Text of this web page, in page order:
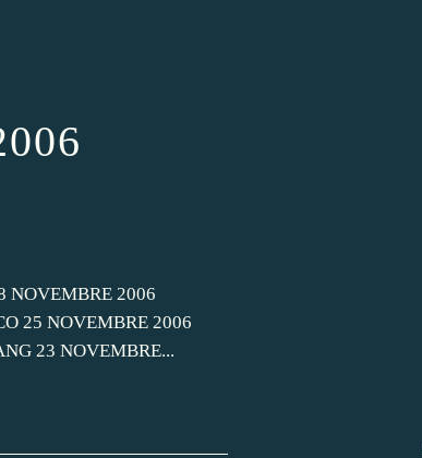
NOVEMBRE 2006
25 NOVEMBRE 2006
23 NOVEMBRE...